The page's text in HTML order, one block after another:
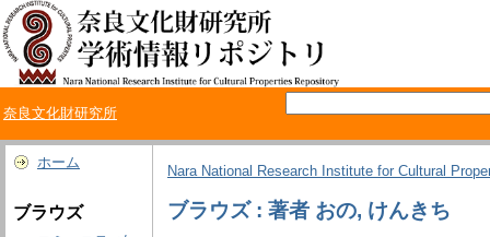
奈良文化財研究所
ホーム
ブラウズ
Nara National Research Institute for Cultural
ブラウズ : 著者 おの, けんきち